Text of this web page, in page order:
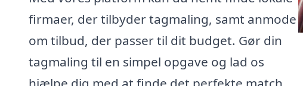
firmaer, der tilbyder tagmaling, samt anmode
om tilbud, der passer til dit budget. Gør din
tagmaling til en simpel opgave og lad os